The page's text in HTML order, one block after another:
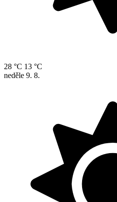
28 °C 13 °C
neděle 9. 8.